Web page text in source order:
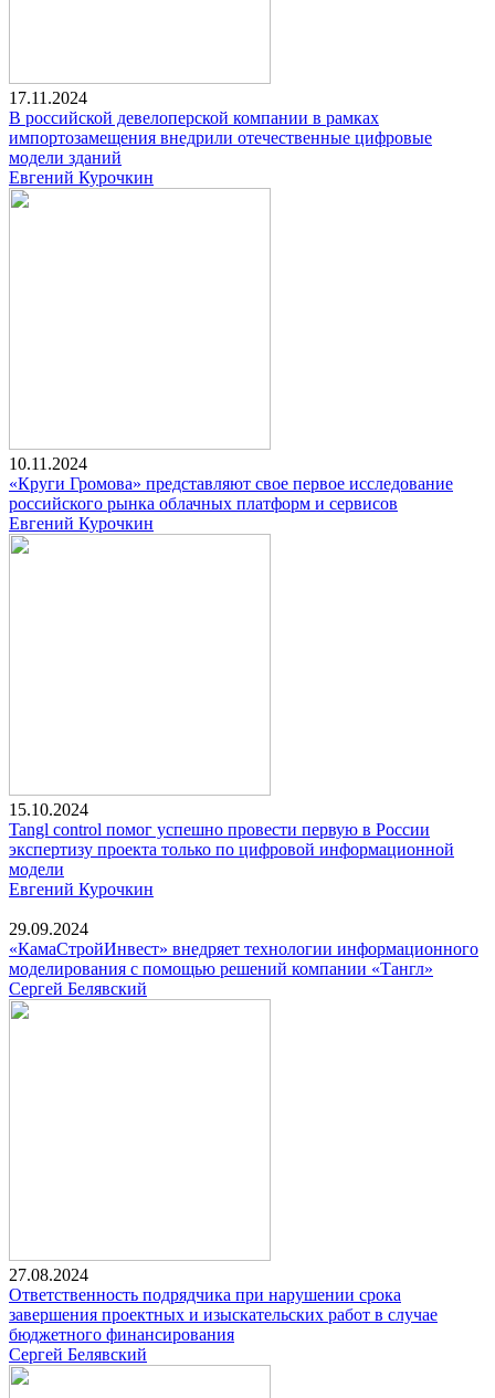
17.11.2024
В российской девелоперской компании в рамках
импортозамещения внедрили отечественные цифровые
модели зданий
Евгений Курочкин
10.11.2024
«Круги Громова» представляют свое первое исследование
российского рынка облачных платформ и сервисов
Евгений Курочкин
15.10.2024
Tangl control помог успешно провести первую в России
экспертизу проекта только по цифровой информационной
модели
Евгений Курочкин
29.09.2024
«КамаСтройИнвест» внедряет технологии информационного
моделирования с помощью решений компании «Тангл»
Сергей Белявский
27.08.2024
Ответственность подрядчика при нарушении срока
завершения проектных и изыскательских работ в случае
бюджетного финансирования
Сергей Белявский